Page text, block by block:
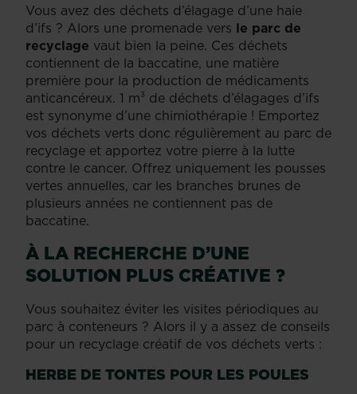
Vous avez des déchets d’élagage d’une haie
d’ifs ? Alors une promenade vers le parc de
recyclage vaut bien la peine. Ces déchets
contiennent de la baccatine, une matière
première pour la production de médicaments
anticancéreux. 1 m³ de déchets d’élagages d’ifs
est synonyme d’une chimiothérapie ! Emportez
vos déchets verts donc régulièrement au parc de
recyclage et apportez votre pierre à la lutte
contre le cancer. Offrez uniquement les pousses
vertes annuelles, car les branches brunes de
plusieurs années ne contiennent pas de
baccatine.
À LA RECHERCHE D’UNE
SOLUTION PLUS CRÉATIVE ?
Vous souhaitez éviter les visites périodiques au
parc à conteneurs ? Alors il y a assez de conseils
pour un recyclage créatif de vos déchets verts :
HERBE DE TONTES POUR LES POULES